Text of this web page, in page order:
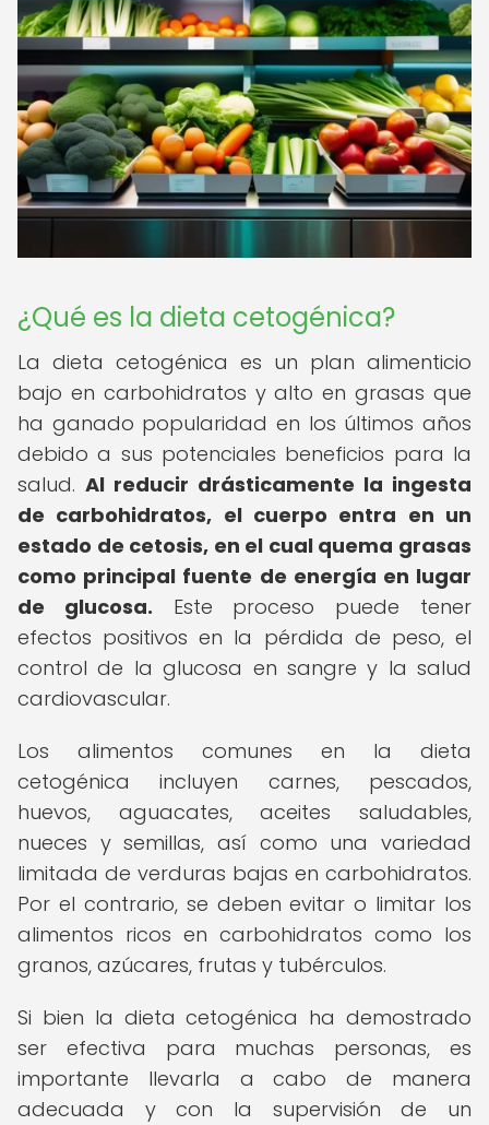
¿Qué es la dieta cetogénica?
La dieta cetogénica es un plan alimenticio
bajo en carbohidratos y alto en grasas que
ha ganado popularidad en los últimos años
debido a sus potenciales beneficios para la
salud. Al reducir drásticamente la ingesta
de carbohidratos, el cuerpo entra en un
estado de cetosis, en el cual quema grasas
como principal fuente de energía en lugar
de glucosa. Este proceso puede tener
efectos positivos en la pérdida de peso, el
control de la glucosa en sangre y la salud
cardiovascular.
Los alimentos comunes en la dieta
cetogénica incluyen carnes, pescados,
huevos, aguacates, aceites saludables,
nueces y semillas, así como una variedad
limitada de verduras bajas en carbohidratos.
Por el contrario, se deben evitar o limitar los
alimentos ricos en carbohidratos como los
granos, azúcares, frutas y tubérculos.
Si bien la dieta cetogénica ha demostrado
ser efectiva para muchas personas, es
importante llevarla a cabo de manera
adecuada y con la supervisión de un